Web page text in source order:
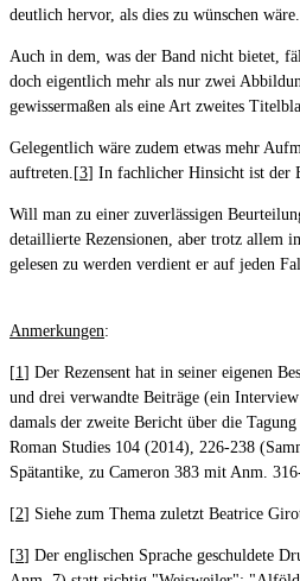
deutlich hervor, als dies zu wünschen wäre.
Auch in dem, was der Band nicht bietet,
doch eigentlich mehr als nur zwei
gewissermaßen als eine Art zweites
Gelegentlich wäre zudem etwas mehr
auftreten.[3] In fachlicher Hinsicht ist der
Will man zu einer zuverlässigen
detaillierte Rezensionen, aber trotz allem
gelesen zu werden verdient er auf jeden
Anmerkungen:
[1 ] Der Rezensent hat in seiner eigenen
und drei verwandte Beiträge (ein
damals der zweite Bericht über die
Roman Studies 104 (2014), 226-238
Spätantike, zu Cameron 383 mit Anm.
[2] Siehe zum Thema zuletzt Beatrice
[3] Der englischen Sprache geschuldete